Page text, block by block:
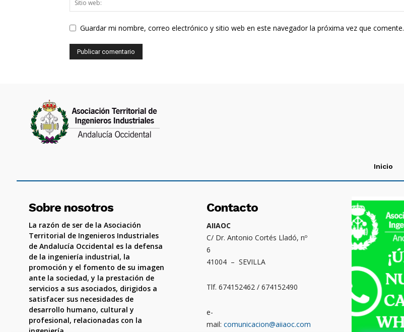
Guardar mi nombre, correo electrónico y sitio web en este navegador la próxima vez que comente.
Inicio
Sobre nosotros
La razón de ser de la Asociación
Territorial de Ingenieros Industriales
de Andalucía Occidental es la defensa
de la ingeniería industrial, la
promoción y el fomento de su imagen
ante la sociedad, y la prestación de
servicios a sus asociados, dirigidos a
satisfacer sus necesidades de
desarrollo humano, cultural y
profesional, relacionadas con la
Contacto
AIIAOC
C/ Dr. Antonio Cortés Lladó, nº
6
41004 – SEVILLA
Tlf. 674152462 / 674152490
e-
mail:comunicacion@aiiaoc.com